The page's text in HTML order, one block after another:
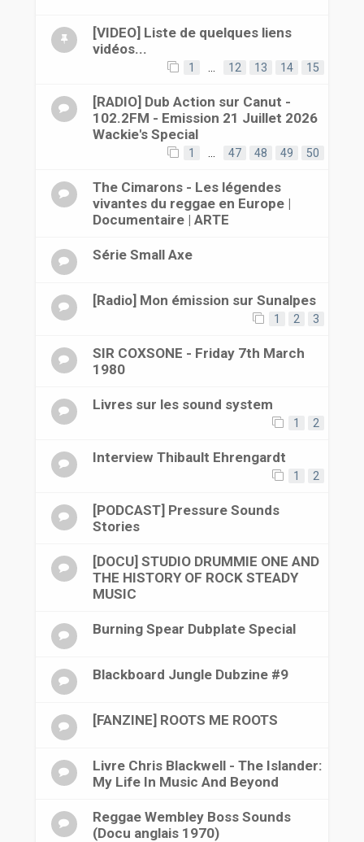
[VIDEO] Liste de quelques liens
vidéos...
1 12 13 14 15
[RADIO] Dub Action sur Canut -
102.2FM - Emission 21 Juillet 2026
Wackie's Special
1 47 48 49 50
The Cimarons - Les légendes
vivantes du reggae en Europe |
Documentaire | ARTE
Série Small Axe
[Radio] Mon émission sur Sunalpes
1 2 3
SIR COXSONE - Friday 7th March
1980
Livres sur les sound system
1 2
Interview Thibault Ehrengardt
1 2
[PODCAST] Pressure Sounds
Stories
[DOCU] STUDIO DRUMMIE ONE AND
THE HISTORY OF ROCK STEADY
MUSIC
Burning Spear Dubplate Special
Blackboard Jungle Dubzine #9
[FANZINE] ROOTS ME ROOTS
Livre Chris Blackwell - The Islander:
My Life In Music And Beyond
Reggae Wembley Boss Sounds
(Docu anglais 1970)